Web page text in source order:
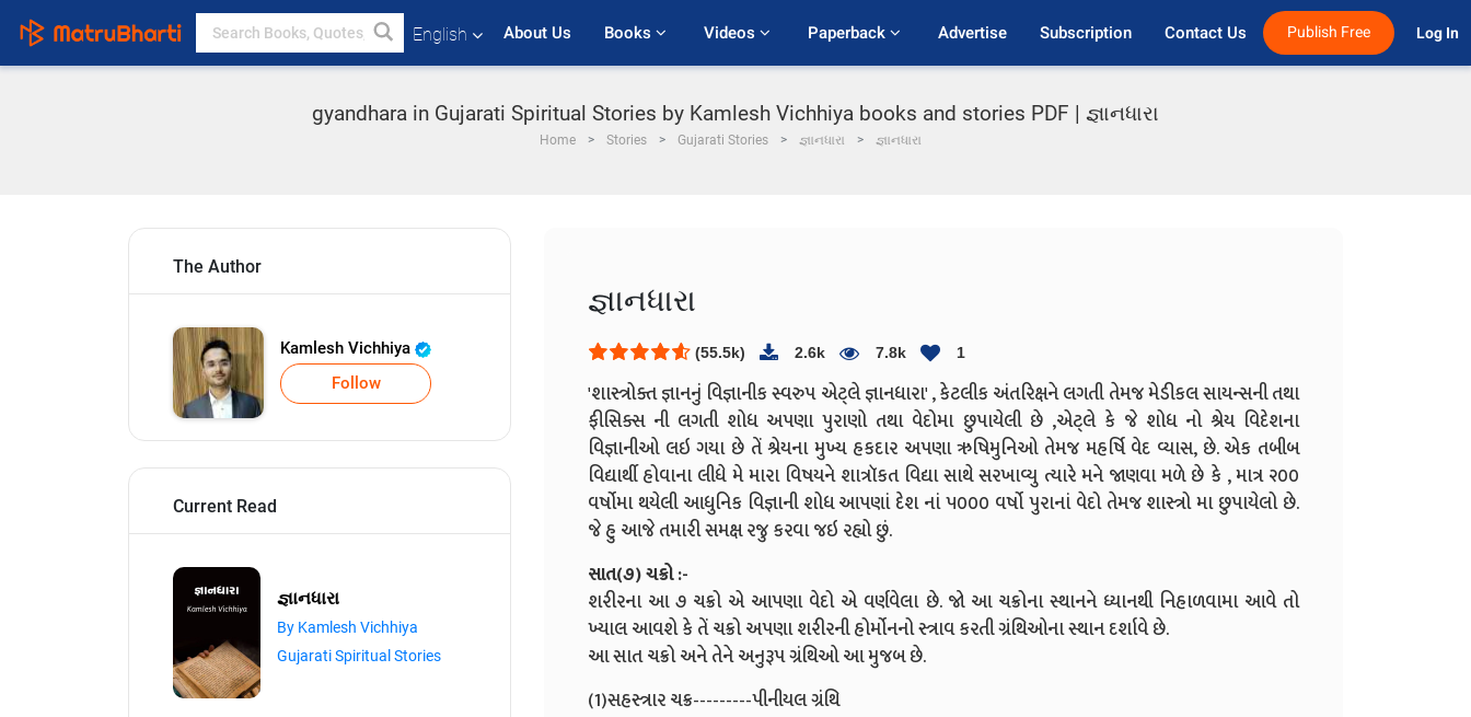
English About Us Books Videos Paperback Advertise Subscription Contact Us Publish Free Log In
gyandhara in Gujarati Spiritual Stories by Kamlesh Vichhiya books and stories PDF | જ્ઞાનધારા
Home Stories Gujarati Stories જ્ઞાનધારા જ્ઞાનધારા
The Author
Kamlesh Vichhiya
Follow
Current Read
જ્ઞાનધારા
By Kamlesh Vichhiya
Gujarati Spiritual Stories
જ્ઞાનધારા
(55.5k) 2.6k 7.8k 1
'શાસ્ત્રોક્ત જ્ઞાનનું વિજ્ઞાનીક સ્વરુપ એટ્લે જ્ઞાનધારા' , કેટલીક અંતરિક્ષને લગતી તેમજ મેડીકલ સાયન્સની તથા
ફીસિક્સ ની લગતી શોધ અપણા પુરાણો તથા વેદોમા છુપાયેલી છે ,એટ્લે કે જે શોધ નો શ્રેય વિદેશના
વિજ્ઞાનીઓ લઇ ગયા છે તેં શ્રેયના મુખ્ય હકદાર અપણા ઋષિમુનિઓ તેમજ મહર્ષિ વેદ વ્યાસ, છે. એક તબીબ
વિદ્યાર્થી હોવાના લીધે મે મારા વિષયને શાત્રૉકત વિદ્યા સાથે સરખાવ્યુ ત્યારે મને જાણવા મળે છે કે , માત્ર ૨૦૦
વર્ષોમા થયેલી આધુનિક વિજ્ઞાની શોધ આપણાં દેશ નાં ૫૦૦૦ વર્ષો પુરાનાં વેદો તેમજ શાસ્ત્રો મા છુપાયેલો છે.
જે હુ આજે તમારી સમક્ષ રજુ કરવા જઇ રહ્યો છું.
સાત(૭)ચક્રો:-
શરીરના આ ૭ ચક્રો એ આપણા વેદો એ વર્ણવેલા છે. જો આ ચક્રોના સ્થાનને ધ્યાનથી નિહાળવામા આવે તો
ખ્યાલ આવશે કે તેં ચક્રો અપણા શરીરની હોર્મોનનો સ્ત્રાવ કરતી ગ્રંથિઓના સ્થાન દર્શાવે છે.
આ સાત ચક્રો અને તેને અનુરૂપ ગ્રંથિઓ આ મુજબ છે.
(1)સહસ્ત્રાર ચક્ર---------પીનીયલ ગ્રંથિ